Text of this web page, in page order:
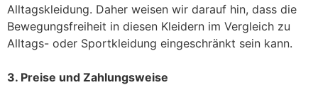
Alltagskleidung. Daher weisen wir darauf hin, dass die
Bewegungsfreiheit in diesen Kleidern im Vergleich zu
Alltags- oder Sportkleidung eingeschränkt sein kann.
3. Preise und Zahlungsweise